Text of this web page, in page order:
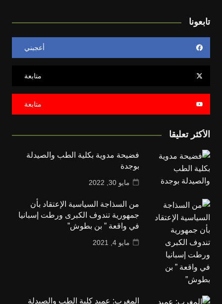
تابعونا
أعجبني
متابعة
متابعة
الأكثر تعليقا
فضيحة مدوية بكلية الطب والصيدلة
بوجدة
مايو 30, 2022
من السذاجة السياسية الإعتقاد بأن
جمهورية تندوف الكبرى ورطت إسبانيا
في واقعة ” بن بطوش”
مايو 4, 2021
المغرب: عميد كلية الطب والصيدلة